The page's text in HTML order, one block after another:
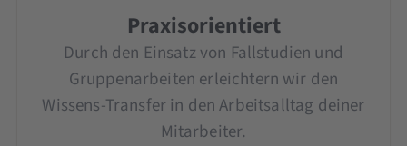
Praxisorientiert
Durch den Einsatz von Fallstudien und
Gruppenarbeiten erleichtern wir den
Wissens-Transfer in den Arbeitsalltag deiner
Mitarbeiter.